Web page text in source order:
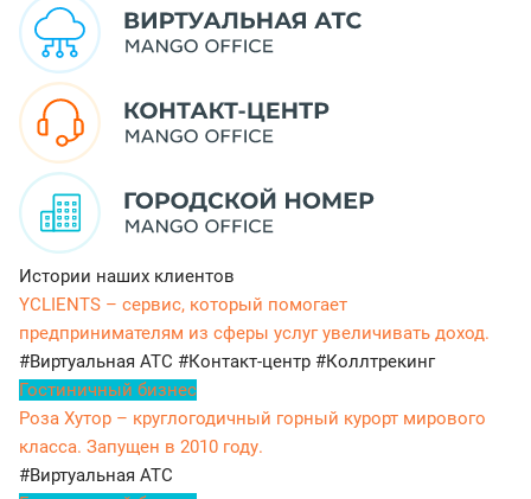
Истории наших клиентов
YCLIENTS – сервис, который помогает
предпринимателям из сферы услуг увеличивать доход.
#Виртуальная АТС #Контакт-центр #Коллтрекинг
Гостиничный бизнес
Роза Хутор – круглогодичный горный курорт мирового
класса. Запущен в 2010 году.
#Виртуальная АТС